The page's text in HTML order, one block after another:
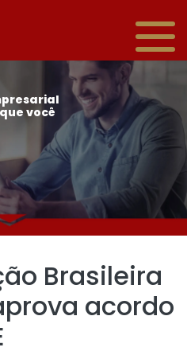
você
Brasileira
acordo